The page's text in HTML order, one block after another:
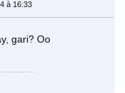
à 16:33
gari? Oo